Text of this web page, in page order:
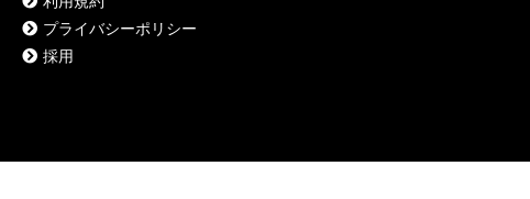
プライバシーポリシー
採用